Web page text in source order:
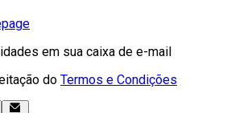
em sua caixa de e-mail
do Termos e Condições